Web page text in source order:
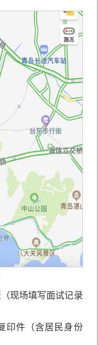
现场填写面试记录
印件（含居民身份